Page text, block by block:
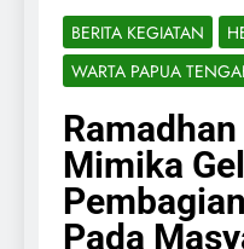
BERITA KEGIATAN
WARTA PAPUA
Mimika
Pada